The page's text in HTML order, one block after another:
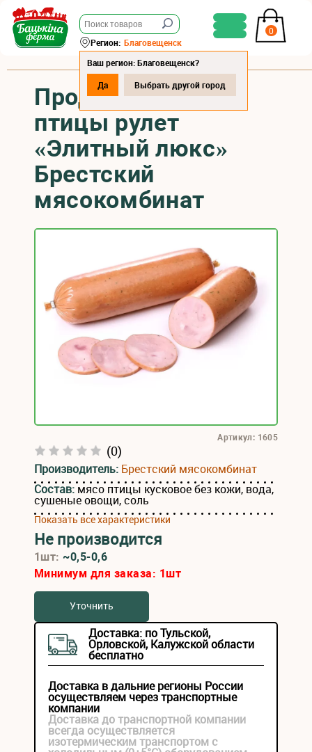
0
Регион: Благовещенск
Ваш регион: Благовещенск?
Да
Выбрать другой город
Продукт из мяса
птицы рулет
«Элитный люкс»
Брестский
мясокомбинат
(0)
Артикул: 1605
Производитель: Брестский мясокомбинат
Состав: мясо птицы кусковое без кожи, вода,
сушеные овощи, соль
Показать все характеристики
Не производится
1шт: ~0,5-0,6
Минимум для заказа: 1шт
Уточнить
Доставка: по Тульской,
Орловской, Калужской области
бесплатно
Доставка в дальние регионы России
осуществляем через транспортные
компании
Доставка до транспортной компании
всегда осуществляется
изотермическим транспортом с